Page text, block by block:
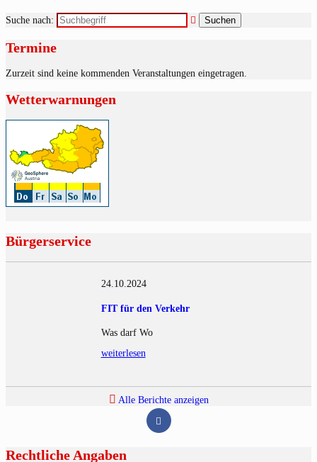
Suche nach:
Termine
Zurzeit sind keine kommenden Veranstaltungen eingetragen.
Wetterwarnungen
Bürgerservice
24.10.2024
FIT für den Verkehr
Was darf Wo
weiterlesen
Alle Berichte anzeigen
Rechtliche Angaben